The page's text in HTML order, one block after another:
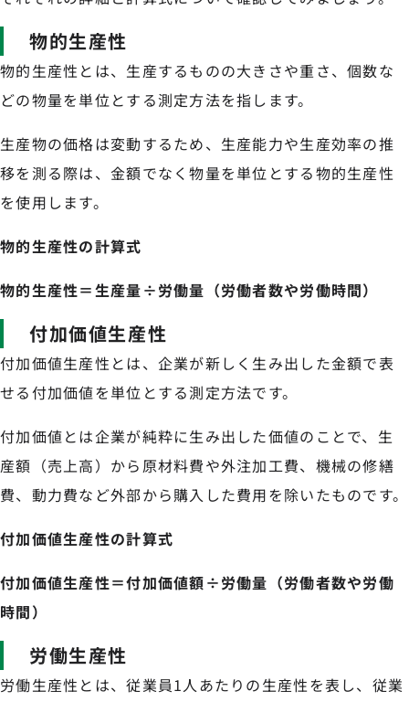
物的生産性
物的生産性とは、生産するものの大きさや重さ、個数な
どの物量を単位とする測定方法を指します。
生産物の価格は変動するため、生産能力や生産効率の推
移を測る際は、金額でなく物量を単位とする物的生産性
を使用します。
物的生産性の計算式
物的生産性＝生産量÷労働量（労働者数や労働時間）
付加価値生産性
付加価値生産性とは、企業が新しく生み出した金額で表
せる付加価値を単位とする測定方法です。
付加価値とは企業が純粋に生み出した価値のことで、生
産額（売上高）から原材料費や外注加工費、機械の修繕
費、動力費など外部から購入した費用を除いたものです。
付加価値生産性の計算式
付加価値生産性＝付加価値額÷労働量（労働者数や労働
時間）
労働生産性
労働生産性とは、従業員1人あたりの生産性を表し、従業